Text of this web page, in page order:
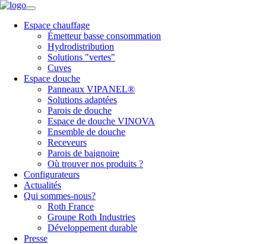
Espace chauffage
Émetteur basse consommation
Hydrodistribution
Solutions "vertes"
Cuves
Espace douche
Panneaux VIPANEL®
Solutions adaptées
Parois de douche
Espace de douche VINOVA
Ensemble de douche
Receveurs
Parois de baignoire
Où trouver nos produits ?
Configurateurs
Actualités
Qui sommes-nous?
Roth France
Groupe Roth Industries
Développement durable
Presse